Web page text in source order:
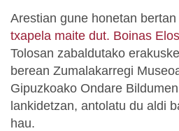
Arestian gune honetan
txapela maite dut. Boinas
Tolosan zabaldutako
berean Zumalakarregi
Gipuzkoako Ondare
lankidetzan, antolatu du aldi
hau.